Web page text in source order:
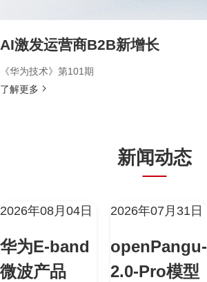
AI激发运营商B2B新增长
《华为技术》第101期
了解更多
新闻动态
2026年08月04日
华为E-band
微波产品
2026年07月31日
openPangu-
2.0-Pro模型